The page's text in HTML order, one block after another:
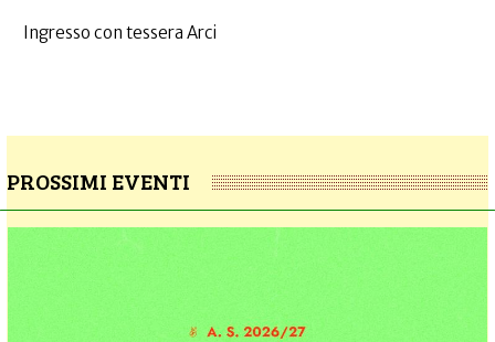
Ingresso con tessera Arci
PROSSIMI EVENTI